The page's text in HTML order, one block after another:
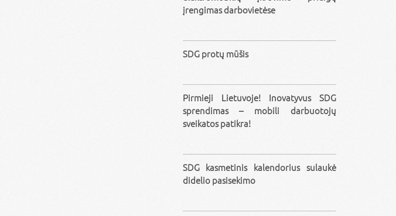
įrengimas darbovietėse
SDG protų mūšis
Pirmieji Lietuvoje! Inovatyvus SDG
sprendimas – mobili darbuotojų
sveikatos patikra!
SDG kasmetinis kalendorius sulaukė
didelio pasisekimo